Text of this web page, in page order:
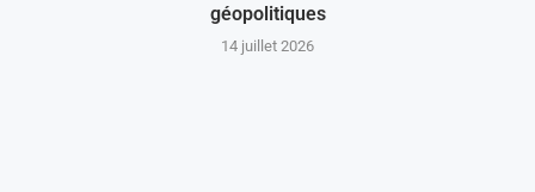
géopolitiques
14 juillet 2026